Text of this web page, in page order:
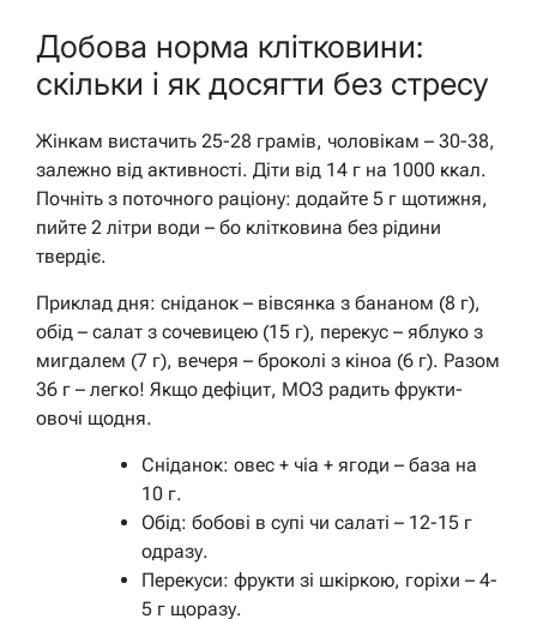
Добова норма клітковини:
скільки і як досягти без стресу
Жінкам вистачить 25-28 грамів, чоловікам – 30-38,
залежно від активності. Діти від 14 г на 1000 ккал.
Почніть з поточного раціону: додайте 5 г щотижня,
пийте 2 літри води – бо клітковина без рідини
твердіє.
Приклад дня: сніданок – вівсянка з бананом (8 г),
обід – салат з сочевицею (15 г), перекус – яблуко з
мигдалем (7 г), вечеря – броколі з кіноа (6 г). Разом
36 г – легко! Якщо дефіцит, МОЗ радить фрукти-
овочі щодня.
Сніданок: овес + чіа + ягоди – база на
10 г.
Обід: бобові в супі чи салаті – 12-15 г
одразу.
Перекуси: фрукти зі шкіркою, горіхи – 4-
5 г щоразу.